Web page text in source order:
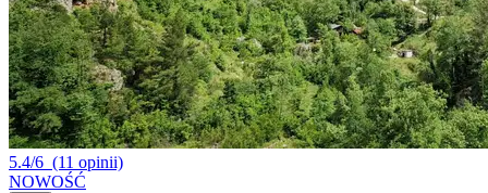
5.4/6 (11 opinii)
NOWOŚĆ